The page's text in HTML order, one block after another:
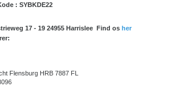
17 - 19 24955 Harrislee Find osher
Flensburg HRB 7887 FL